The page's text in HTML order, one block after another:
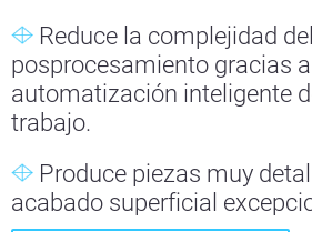
Reduce la complejidad del
posprocesamiento gracias
automatización inteligente
trabajo.
Produce piezas muy
acabado superficial